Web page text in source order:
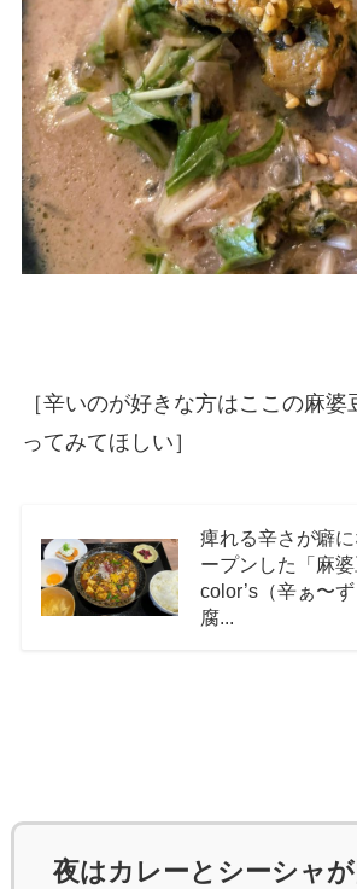
［辛いのが好きな方はここの麻
ってみてほしい］
痺れる辛さが癖
ープンした「麻
color’s（辛ぁ〜
腐...
夜はカレーとシーシャ